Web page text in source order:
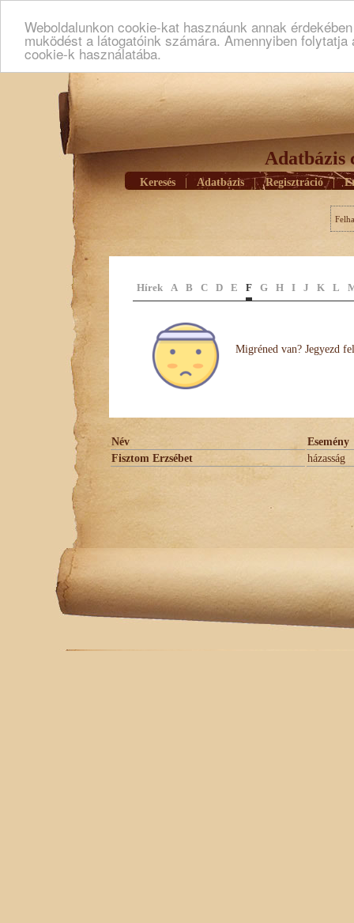
Weboldalunkon cookie-kat hasznáunk annak
muködést a látogatóink számára. Amennyiben
cookie-k használatába.
Adatbázis
Keresés Adatbázis | Regisztráció |
Hírek A B C D E F G H I J K L
Migréned van? Jegyezd
Név
Esemény
Fisztom Erzsébet
házasság